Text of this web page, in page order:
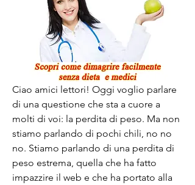
Ciao amici lettori! Oggi voglio parlare
di una questione che sta a cuore a
molti di voi: la perdita di peso. Ma non
stiamo parlando di pochi chili, no no
no. Stiamo parlando di una perdita di
peso estrema, quella che ha fatto
impazzire il web e che ha portato alla